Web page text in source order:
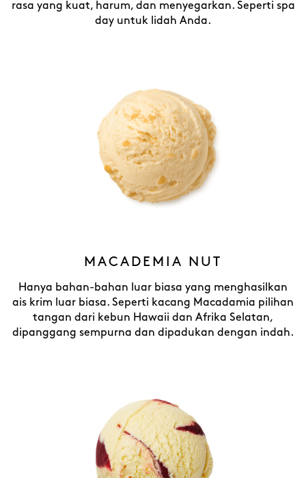
rasa yang kuat, harum, dan menyegarkan. Seperti spa
day untuk lidah Anda.
MACADEMIA NUT
Hanya bahan-bahan luar biasa yang menghasilkan
ais krim luar biasa. Seperti kacang Macadamia pilihan
tangan dari kebun Hawaii dan Afrika Selatan,
dipanggang sempurna dan dipadukan dengan indah.